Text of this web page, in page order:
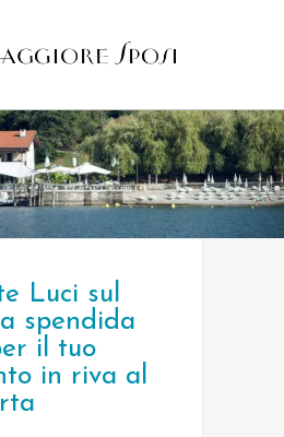
Luci sul
spendida
il tuo
in riva al